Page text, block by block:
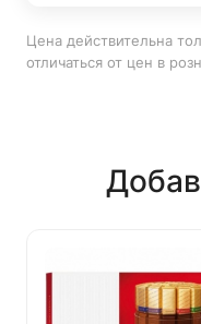
Цена действительна
отличаться от цен в